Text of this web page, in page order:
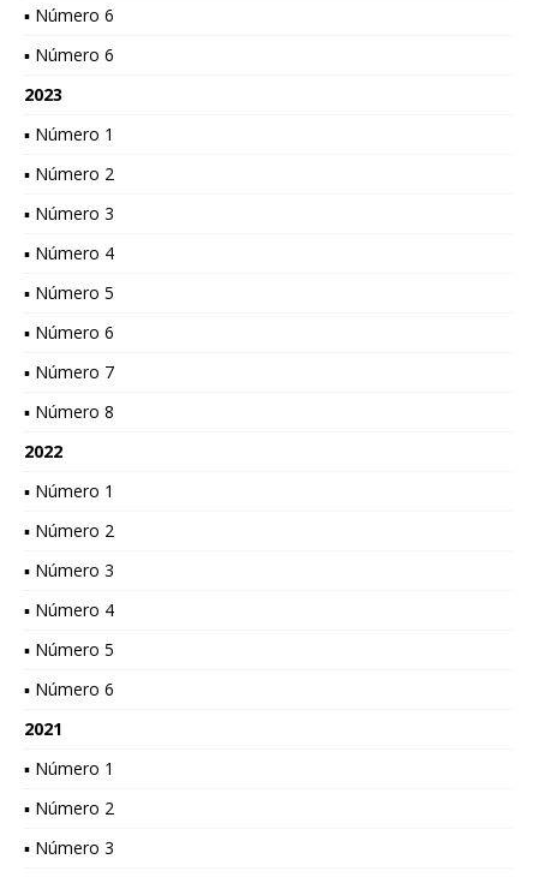
▪ Número 6
▪ Número 6
2023
▪ Número 1
▪ Número 2
▪ Número 3
▪ Número 4
▪ Número 5
▪ Número 6
▪ Número 7
▪ Número 8
2022
▪ Número 1
▪ Número 2
▪ Número 3
▪ Número 4
▪ Número 5
▪ Número 6
2021
▪ Número 1
▪ Número 2
▪ Número 3